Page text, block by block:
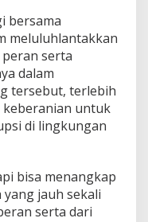
bersama
meluluhlantakkan
serta
dalam
tersebut, terlebih
keberanian untuk
di lingkungan
bisa menangkap
jauh sekali
serta dari